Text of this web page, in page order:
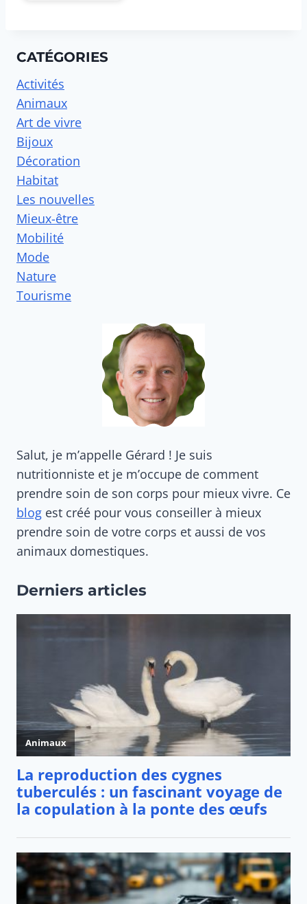
CATÉGORIES
Activités
Animaux
Art de vivre
Bijoux
Décoration
Habitat
Les nouvelles
Mieux-être
Mobilité
Mode
Nature
Tourisme
Salut, je m’appelle Gérard ! Je suis
nutritionniste et je m’occupe de comment
prendre soin de son corps pour mieux vivre. Ce
blog est créé pour vous conseiller à mieux
prendre soin de votre corps et aussi de vos
animaux domestiques.
Derniers articles